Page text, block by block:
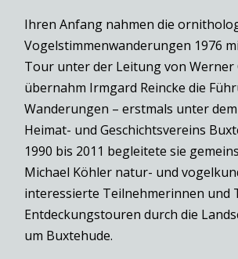
Ihren Anfang nahmen die
Vogelstimmenwanderungen 1976
Tour unter der Leitung von Werner
übernahm Irmgard Reincke die
Wanderungen – erstmals unter dem
Heimat- und Geschichtsvereins
1990 bis 2011 begleitete sie
Michael Köhler natur- und
interessierte Teilnehmerinnen und
Entdeckungstouren durch die
um Buxtehude.